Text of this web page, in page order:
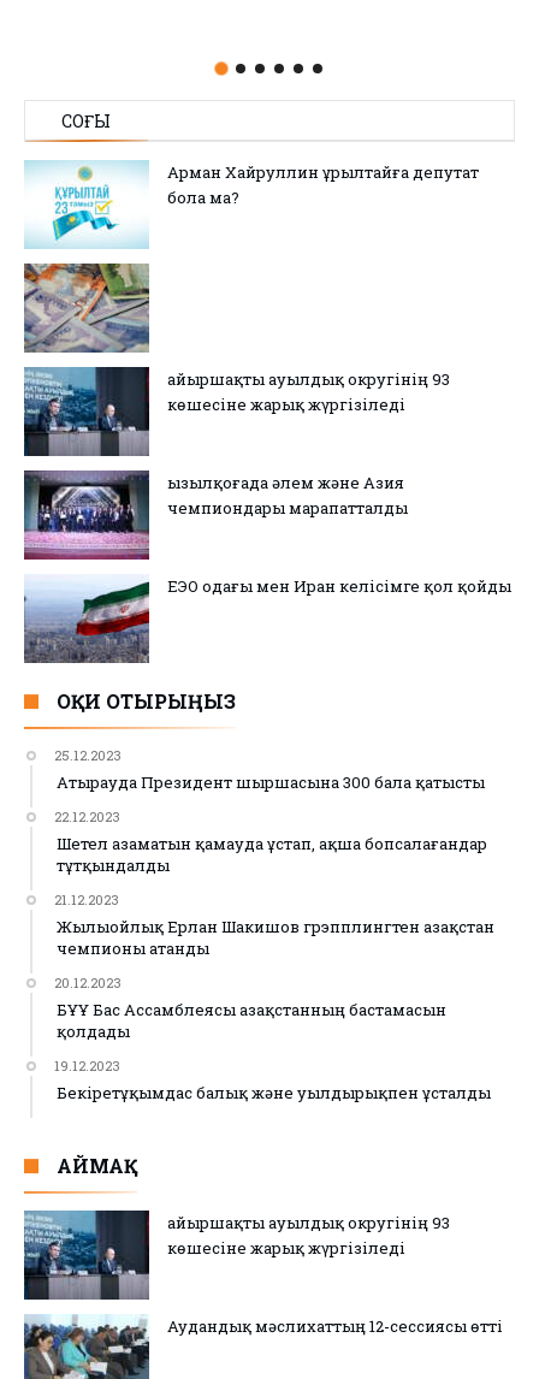
СОҢҒЫ
Арман Хайруллин Құрылтайға депутат
бола ма?
Қайыршақты ауылдық округінің 93
көшесіне жарық жүргізіледі
Қызылқоғада әлем және Азия
чемпиондары марапатталды
ЕЭО одағы мен Иран келісімге қол қойды
ОҚИ ОТЫРЫҢЫЗ
25.12.2023
Атырауда Президент шыршасына 300 бала қатысты
22.12.2023
Шетел азаматын қамауда ұстап, ақша бопсалағандар
тұтқындалды
21.12.2023
Жылыойлық Ерлан Шакишов грэпплингтен Қазақстан
чемпионы атанды
20.12.2023
БҰҰ Бас Ассамблеясы Қазақстанның бастамасын
қолдады
19.12.2023
Бекіретұқымдас балық және уылдырықпен ұсталды
АЙМАҚ
Қайыршақты ауылдық округінің 93
көшесіне жарық жүргізіледі
Аудандық мәслихаттың 12-сессиясы өтті